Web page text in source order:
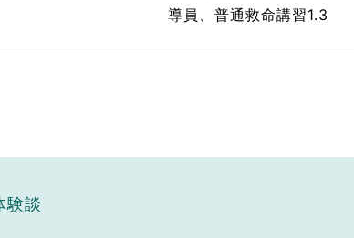
導員、普通救命講習1.3
験談